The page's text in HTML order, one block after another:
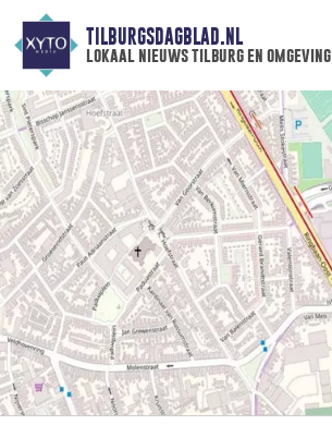
TILBURGSDAGBLAD.NL
lokaal nieuws tilburg en omgeving